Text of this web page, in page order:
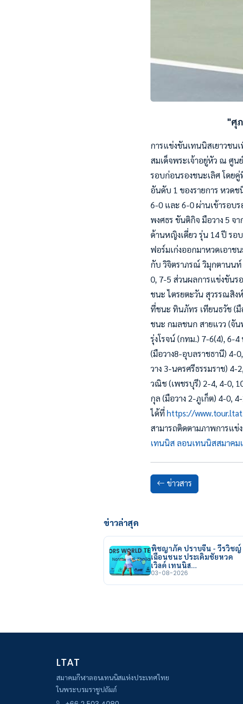
"ศุ
การแข่งขันเทนนิสเยาวชน
สมเด็จพระเจ้าอยู่หัว ณ ศูน
รอบก่อนรองชนะเลิศ โดย
อันดับ 1 ของรายการ หวด
6-0 และ 6-0 ผ่านเขารอบ
พงศธร ขันติกิจ มือวาง 5 จ
ด้านหญิงเดี่ยว รุ่น 14 ปี รอ
ฟอร์มเก่งออกมาหวดเอาช
กับ วิจิตราภรณ์ วิมุกตานน
0, 7-5 ส่วนผลการแข่งขัน
ชนะ ไตรยตะวัน สุวรรณสิง
ที่ชนะ ทินภัทร เทียนธวัช (
ชนะ กมลชนก สายแวว (จั
รุ่งโรจน์ (กทม.) 7-6(4), 6-
(มือวาง8-อุบลราชธานี) 4-
วาง 3-นครศรีธรรมราช)
วณิช (เพชรบุรี) 2-4, 4-0,
กุล (มือวาง 2-ภูเก็ต) 4-0,
ได้ที่https://
สามารถติดตามภาพการแ
เทนนิส ลอนเทนนิสสมาคม
ข่าวสาร
ข่าวล่าสุด
พิชญาภัค ปราบจีน - วีรวิชญ์
เฉือนชนะ ประเดิมชัยหวด
เวิลด์ เทนนิส…
03-08-2026
LTAT
สมาคมกีฬาลอนเทนนิสแห่งประเทศไทย
ในพระบรมราชูปถัมภ์